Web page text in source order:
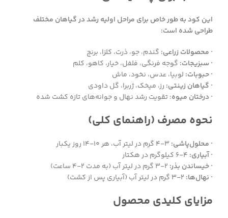
این کود به طور خاص برای مراحل اولیه رشد در گیاهان مختلف
طراحی شده است:
· محصولات زراعی: گندم، جو، ذرت، کلزا، برنج
· سبزیجات: گوجه فرنگی، فلفل، خیار، کاهو، کلم
· حبوبات: لوبیا، عدس، نخود، ماش
· گیاهان زینتی: رز، میخک، ژربرا، گل داودی
· درختان میوه: تقویت رشد نهال و جوانه‌های تازه کشت شده
نحوه مصرف (راهنمای کلی)
· محلول‌پاشی:
· آبیاری:
· خیساندن بذر:
· نهال‌ها:
مزایای کلیدی محصول